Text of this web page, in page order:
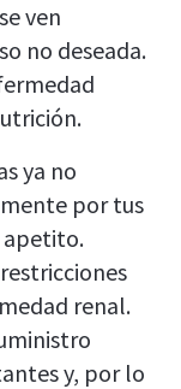
ven
no deseada.
ya no
por tus
apetito.
renal.
y, por lo